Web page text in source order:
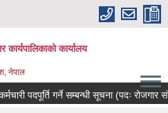
कार्यालय
नेपाल
पदपूर्ति गर्ने सम्बन्धी सूचना (पदः रोजगार